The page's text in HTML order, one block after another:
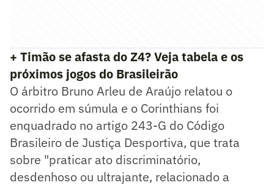
+ Timão se afasta do Z4? Veja tabela e os
próximos jogos do Brasileirão
O árbitro Bruno Arleu de Araújo relatou o
ocorrido em súmula e o Corinthians foi
enquadrado no artigo 243-G do Código
Brasileiro de Justiça Desportiva, que trata
sobre "praticar ato discriminatório,
desdenhoso ou ultrajante, relacionado a